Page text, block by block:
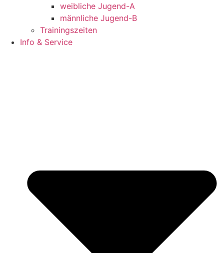
weibliche Jugend-A
männliche Jugend-B
Trainingszeiten
Info & Service